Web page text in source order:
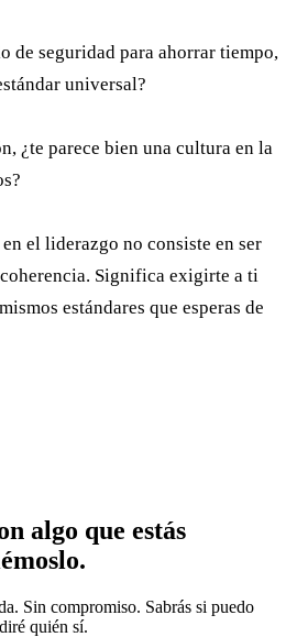
de seguridad para ahorrar tiempo,
universal?
¿te parece bien una cultura en la
el liderazgo no consiste en ser
Significa exigirte a ti
estándares que esperas de
algo que estás
Sin compromiso. Sabrás si puedo
quién sí.